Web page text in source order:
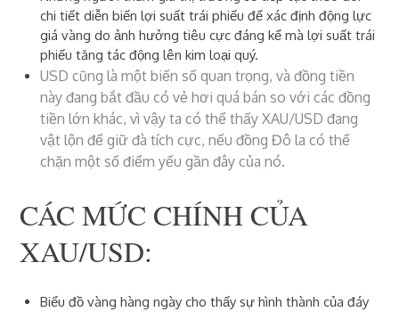
chi tiết diễn biến lợi suất trái phiếu để xác định động lực
giá vàng do ảnh hưởng tiêu cực đáng kể mà lợi suất trái
phiếu tăng tác động lên kim loại quý.
USD cũng là một biến số quan trọng, và đồng tiền
này đang bắt đầu có vẻ hơi quá bán so với các đồng
tiền lớn khác, vì vậy ta có thể thấy XAU/USD đang
vật lộn để giữ đà tích cực, nếu đồng Đô la có thể
chặn một số điểm yếu gần đây của nó.
CÁC MỨC CHÍNH CỦA
XAU/USD:
Biểu đồ vàng hàng ngày cho thấy sự hình thành của đáy